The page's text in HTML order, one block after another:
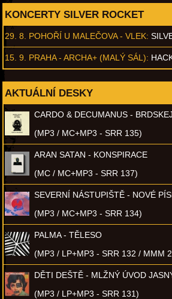
KONCERTY SILVER ROCKET
29. 8. POHOŘÍ U MALEČOVA - VLEK:
15. 9. PRAHA - ARCHA+ (MALÝ SÁL):
AKTUÁLNÍ DESKY
CARDO & DECUMANUS -
(MP3 / MC+MP3 - SRR 135)
ARAN SATAN - KONSPIRACE
(MC / MC+MP3 - SRR 137)
SEVERNÍ NÁSTUPIŠTĚ - NOVÉ
(MP3 / MC+MP3 - SRR 134)
PALMA - TĚLESO
(MP3 / LP+MP3 - SRR 132 / MMM
DĚTI DEŠTĚ - MLŽNÝ ÚVOD
(MP3 / LP+MP3 - SRR 131)